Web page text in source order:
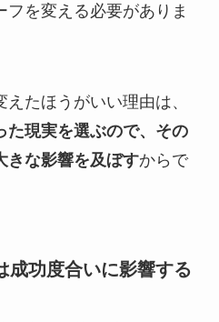
を変える必要がありま
たほうがいい理由は、
た現実を選ぶので、その
きな影響を及ぼすからで
成功度合いに影響する